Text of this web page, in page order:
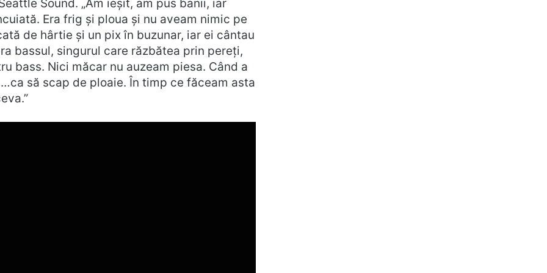
Sound. „Am ieșit, am pus banii, iar
Era frig și ploua și nu aveam nimic pe
de hârtie și un pix în buzunar, iar ei cântau
bassul, singurul care răzbătea prin pereți,
bass. Nici măcar nu auzeam piesa. Când a
să scap de ploaie. În timp ce făceam asta